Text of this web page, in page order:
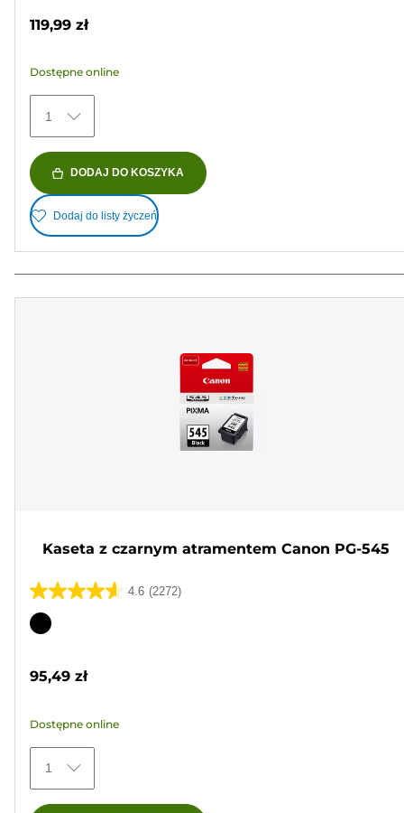
355
119,99 zł
Dostępne online
1
DODAJ DO KOSZYKA
Dodaj do listy życzeń
Kaseta z czarnym atramentem Canon PG-545
4.6 (2272)
4.6
na
2272
Wkład
95,49 zł
Dostępne online
1